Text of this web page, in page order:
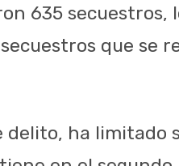
635 secuestros,
que se
ha limitado